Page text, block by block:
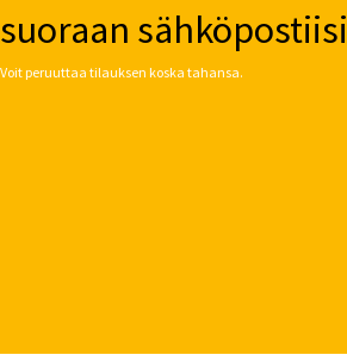
suoraan sähköpostiisi
Voit peruuttaa tilauksen koska tahansa.